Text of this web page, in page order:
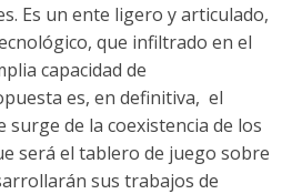
Es un ente ligero y articulado,
que infiltrado en el
capacidad de
es, en definitiva, el
de la coexistencia de los
será el tablero de juego sobre
sus trabajos de